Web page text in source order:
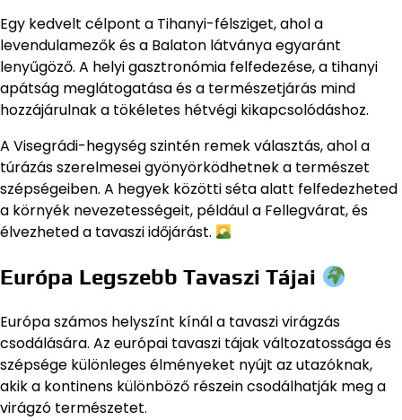
Egy kedvelt célpont a Tihanyi-félsziget, ahol a
levendulamezők és a Balaton látványa egyaránt
lenyűgöző. A helyi gasztronómia felfedezése, a tihanyi
apátság meglátogatása és a természetjárás mind
hozzájárulnak a tökéletes hétvégi kikapcsolódáshoz.
A Visegrádi-hegység szintén remek választás, ahol a
túrázás szerelmesei gyönyörködhetnek a természet
szépségeiben. A hegyek közötti séta alatt felfedezheted
a környék nevezetességeit, például a Fellegvárat, és
élvezheted a tavaszi időjárást.
Európa Legszebb Tavaszi Tájai
Európa számos helyszínt kínál a tavaszi virágzás
csodálására. Az európai tavaszi tájak változatossága és
szépsége különleges élményeket nyújt az utazóknak,
akik a kontinens különböző részein csodálhatják meg a
virágzó természetet.